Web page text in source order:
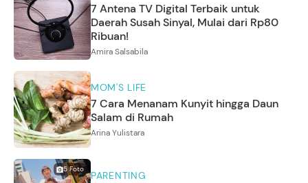
7 Antena TV Digital Terbaik untuk
Daerah Susah Sinyal, Mulai dari Rp80
Ribuan!
Amira Salsabila
MOM'S LIFE
7 Cara Menanam Kunyit hingga Daun
Salam di Rumah
Arina Yulistara
5Foto PARENTING